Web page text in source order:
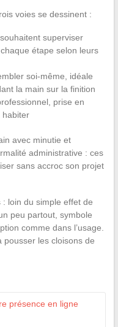
voies se dessinent :
superviser
étape selon leurs
soi-même, idéale
la main sur la finition
prise en
habiter
avec minutie et
administrative : ces
sans accroc son projet
loin du simple effet de
peu partout, symbole
comme dans l’usage.
pousser les cloisons de
présence en ligne